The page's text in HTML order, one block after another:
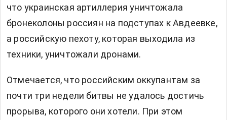
что украинская артиллерия уничтожала
бронеколоны россиян на подступах к Авдеевке,
а российскую пехоту, которая выходила из
техники, уничтожали дронами.
Отмечается, что российским оккупантам за
почти три недели битвы не удалось достичь
прорыва, которого они хотели. При этом